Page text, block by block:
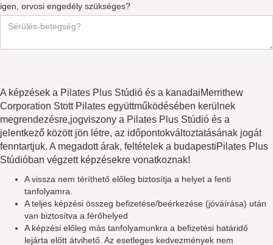
igen, orvosi engedély szükséges?
A képzések a Pilates Plus Stúdió és a kanadaiMerrithew
Corporation Stott Pilates együttműködésében kerülnek
megrendezésre,jogviszony a Pilates Plus Stúdió és a
jelentkező között jön létre, az időpontokváltoztatásának jogát
fenntartjuk. A megadott árak, feltételek a budapestiPilates Plus
Stúdióban végzett képzésekre vonatkoznak!
A vissza nem téríthető előleg biztosítja a helyet a fenti
tanfolyamra.
A teljes képzési összeg befizetése/beérkezése (jóváírása) után
van biztosítva a férőhelyed
A képzési előleg más tanfolyamunkra a befizetési határidő
lejárta előtt átvihető. Az esetleges kedvezmények nem